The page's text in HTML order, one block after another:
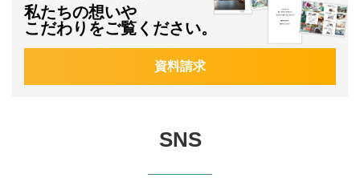
私たちの想いや
こだわりをご覧ください。
資料請求
SNS